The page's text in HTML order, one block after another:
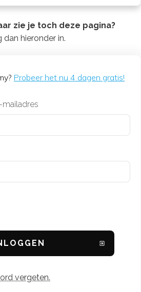
zie je toch deze pagina?
dan hieronder in.
Probeer het nu 4 dagen gratis!
OGGEN
vergeten.